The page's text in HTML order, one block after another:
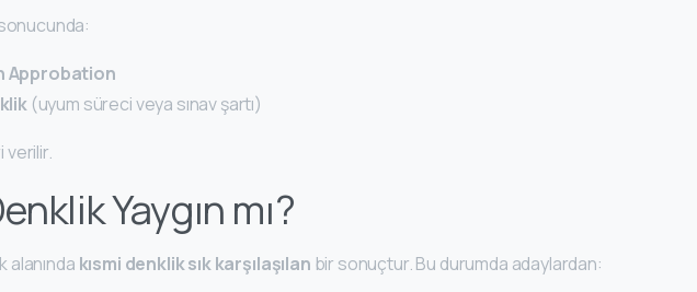
Approbation
(uyum süreci veya sınav şartı)
verilir.
Yaygın mı?
alanında kısmi denklik sık karşılaşılan bir sonuçtur. Bu durumda adaylardan: